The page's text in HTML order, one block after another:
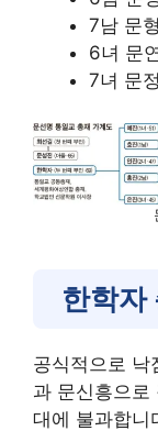
7남 문
6녀 문
7녀 문
한학자
공식적으로 낙
과 문신흥으
대에 불과합니